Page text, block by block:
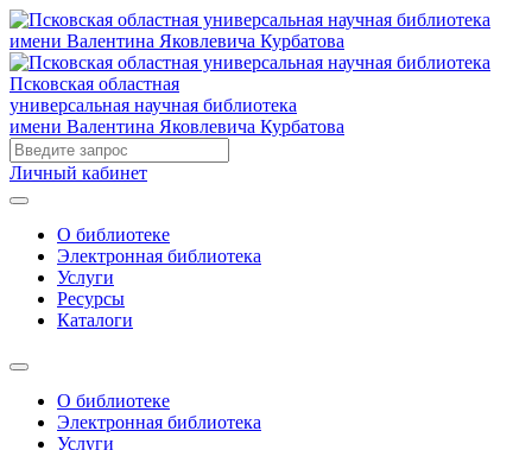
Псковская областная
универсальная научная библиотека
имени Валентина Яковлевича Курбатова
Личный кабинет
О библиотеке
Электронная библиотека
Услуги
Ресурсы
Каталоги
О библиотеке
Электронная библиотека
Услуги